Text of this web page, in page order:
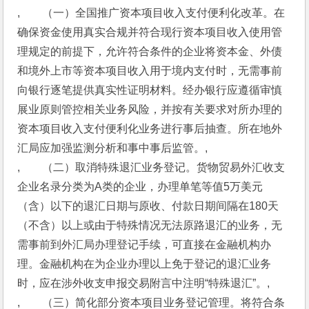
,　　（一）全国推广资本项目收入支付便利化改革。在
确保资金使用真实合规并符合现行资本项目收入使用管
理规定的前提下，允许符合条件的企业将资本金、外债
和境外上市等资本项目收入用于境内支付时，无需事前
向银行逐笔提供真实性证明材料。经办银行应遵循审慎
展业原则管控相关业务风险，并按有关要求对所办理的
资本项目收入支付便利化业务进行事后抽查。所在地外
汇局应加强监测分析和事中事后监管。,
,　　（二）取消特殊退汇业务登记。货物贸易外汇收支
企业名录分类为A类的企业，办理单笔等值5万美元
（含）以下的退汇日期与原收、付款日期间隔在180天
（不含）以上或由于特殊情况无法原路退汇的业务，无
需事前到外汇局办理登记手续，可直接在金融机构办
理。金融机构在为企业办理以上免于登记的退汇业务
时，应在涉外收支申报交易附言中注明“特殊退汇”。,
,　　（三）简化部分资本项目业务登记管理。将符合条